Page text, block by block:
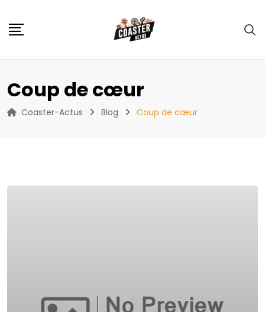
to
content
Coup de cœur
Coaster-Actus Blog Coup de cœur